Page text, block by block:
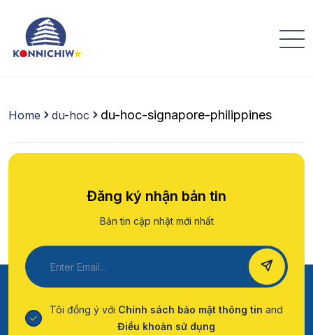
Menu
Home du-hoc du-hoc-signapore-philippines
Đăng ký nhận bản tin
Bản tin cập nhật mới nhất
Tôi đồng ý với Chính sách bảo mật thông tin and
Điều khoản sử dụng